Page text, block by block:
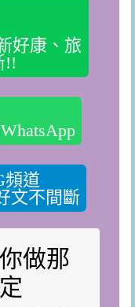
好康、旅
!!
頻道
文不間斷
做那